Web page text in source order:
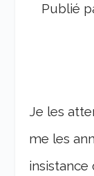
Publié
Je les
me les